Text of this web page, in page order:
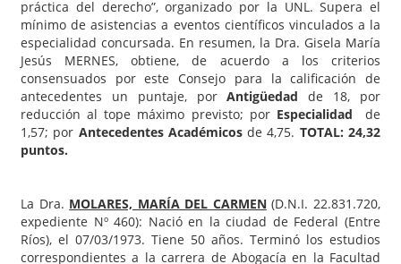
práctica del derecho”, organizado por la UNL. Supera el
mínimo de asistencias a eventos científicos vinculados a la
especialidad concursada. En resumen, la Dra. Gisela María
Jesús MERNES, obtiene, de acuerdo a los criterios
consensuados por este Consejo para la calificación de
antecedentes un puntaje, porAntigüedadde 18, por
reducción al tope máximo previsto; por Especialidad de
1,57; por Antecedentes Académicosde 4,75. TOTAL: 24,32
puntos.
La Dra. MOLARES, MARÍA DEL CARMEN (D.N.I. 22.831.720,
expediente Nº 460): Nació en la ciudad de Federal (Entre
Ríos), el 07/03/1973. Tiene 50 años. Terminó los estudios
correspondientes a la carrera de Abogacía en la Facultad